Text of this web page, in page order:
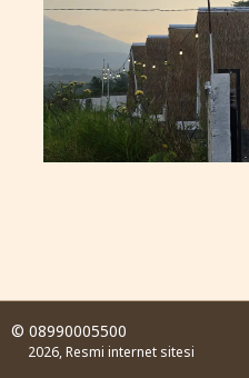
© 08990005500
2026, Resmi internet sitesi